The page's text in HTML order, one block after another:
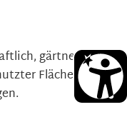
gärtnerisch
Flächen